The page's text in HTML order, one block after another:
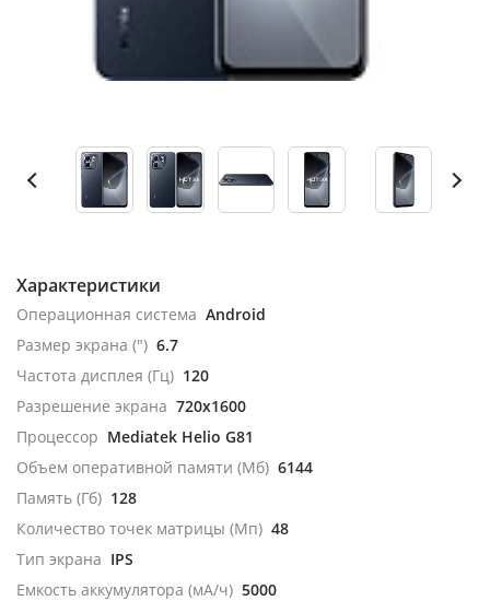
Характеристики
Операционная система Android
Размер экрана (") 6.7
Частота дисплея (Гц) 120
Разрешение экрана 720x1600
Процессор Mediatek Helio G81
Объем оперативной памяти (Мб) 6144
Память (Гб) 128
Количество точек матрицы (Мп) 48
Тип экрана IPS
Емкость аккумулятора (мА/ч) 5000